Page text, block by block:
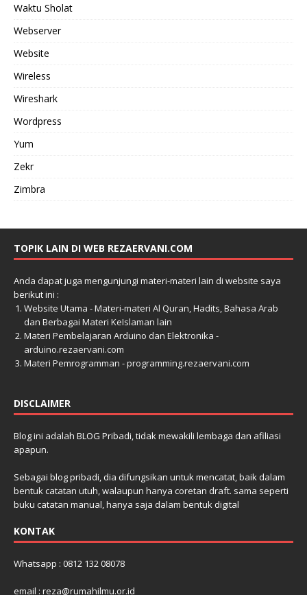
Waktu Sholat
Webserver
Website
Wireless
Wireshark
Wordpress
Yum
Zekr
Zimbra
TOPIK LAIN DI WEB REZAERVANI.COM
Anda dapat juga mengunjungi materi-materi lain di website saya
berikut ini :
Website Utama - Materi-materi Al Quran, Hadits, Bahasa Arab
dan Berbagai Materi KeIslaman lain
Materi Pembelajaran Arduino dan Elektronika -
arduino.rezaervani.com
Materi Pemrogramman - programming.rezaervani.com
DISCLAIMER
Blog ini adalah BLOG Pribadi, tidak mewakili lembaga dan afiliasi
apapun.
Sebagai blog pribadi, dia difungsikan untuk mencatat, baik dalam
bentuk catatan utuh, walaupun hanya coretan draft. sama seperti
buku catatan manual, hanya saja dalam bentuk digital
KONTAK
Whatsapp : 0812 132 08078
email : reza@rumahilmu.or.id